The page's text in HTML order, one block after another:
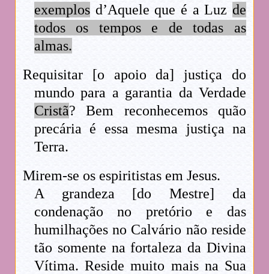
exemplos d’Aquele que é a Luz de
todos os tempos e de todas as
almas.
Requisitar [o apoio da] justiça do
mundo para a garantia da Verdade
Cristã? Bem reconhecemos quão
precária é essa mesma justiça na
Terra.
Mirem-se os espiritistas em Jesus.
A grandeza [do Mestre] da
condenação no pretório e das
humilhações no Calvário não reside
tão somente na fortaleza da Divina
Vítima. Reside muito mais na Sua